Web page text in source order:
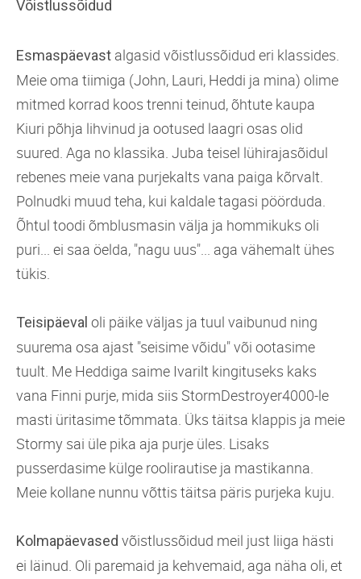
Võistlussõidud
Esmaspäevast algasid võistlussõidud eri klassides.
Meie oma tiimiga (John, Lauri, Heddi ja mina) olime
mitmed korrad koos trenni teinud, õhtute kaupa
Kiuri põhja lihvinud ja ootused laagri osas olid
suured. Aga no klassika. Juba teisel lühirajasõidul
rebenes meie vana purjekalts vana paiga kõrvalt.
Polnudki muud teha, kui kaldale tagasi pöörduda.
Õhtul toodi õmblusmasin välja ja hommikuks oli
puri... ei saa öelda, "nagu uus"... aga vähemalt ühes
tükis.
Teisipäeval oli päike väljas ja tuul vaibunud ning
suurema osa ajast "seisime võidu" või ootasime
tuult. Me Heddiga saime Ivarilt kingituseks kaks
vana Finni purje, mida siis StormDestroyer4000-le
masti üritasime tõmmata. Üks täitsa klappis ja meie
Stormy sai üle pika aja purje üles. Lisaks
pusserdasime külge roolirautise ja mastikanna.
Meie kollane nunnu võttis täitsa päris purjeka kuju.
Kolmapäevased võistlussõidud meil just liiga hästi
ei läinud. Oli paremaid ja kehvemaid, aga näha oli, et